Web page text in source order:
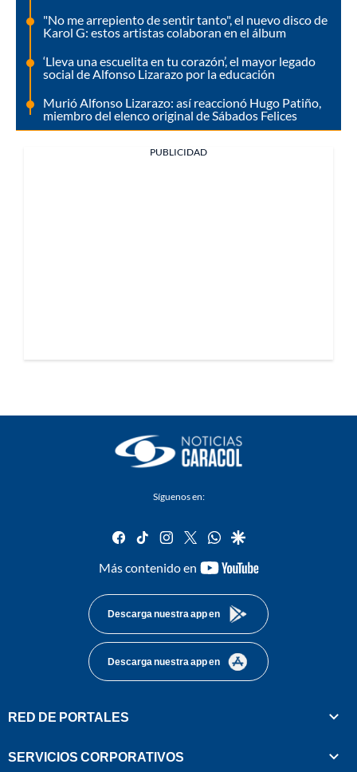
"No me arrepiento de sentir tanto", el nuevo disco de
Karol G: estos artistas colaboran en el álbum
‘Lleva una escuelita en tu corazón’, el mayor legado
social de Alfonso Lizarazo por la educación
Murió Alfonso Lizarazo: así reaccionó Hugo Patiño,
miembro del elenco original de Sábados Felices
PUBLICIDAD
Síguenos en:
facebook
tiktok instagram
twitterwhatsapp
google
Más contenido en
youtube-
Descarga nuestra app en
Descarga nuestra app en
RED DE PORTALES
SERVICIOS CORPORATIVOS